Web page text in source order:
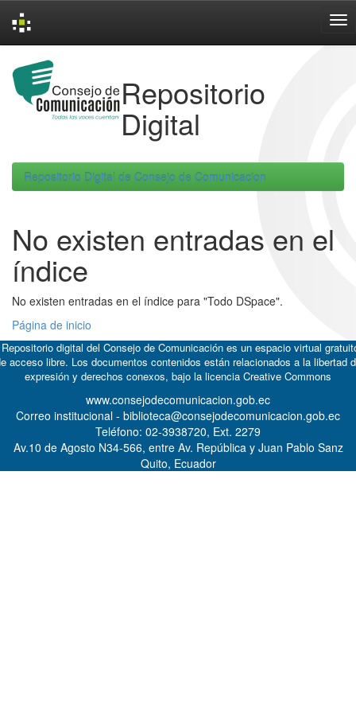
navigation
Repositorio
Digital
Repositorio Digital de Consejo de Comunicacion
No existen entradas en el
índice
No existen entradas en el índice para "Todo DSpace".
Página de inicio
digital del Consejo de Comunicación es un espacio virtual
acceso libre. Los documentos contenidos están relacionados a la libertad
expresión y derechos conexos, bajo la licencia Creative Commons
www.consejodecomunicacion.gob.ec
Correo institucional - biblioteca@consejodecomunicacion.gob.ec
Teléfono: 02-3938720, Ext. 2279
Av.10 de Agosto N34-566, entre Av. República y Juan Pablo Sanz
Quito, Ecuador